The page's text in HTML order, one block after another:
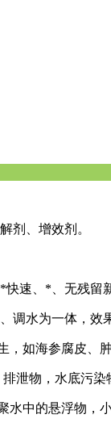
剂、增效剂。
速、*、无残留
调水为一体，
，如海参腐皮、
泄物，水底污染
水中的悬浮物，